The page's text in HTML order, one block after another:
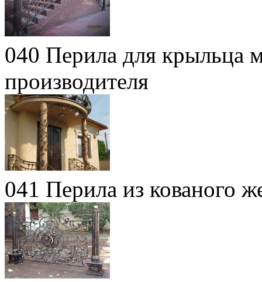
040 Перила для крыльца
производителя
041 Перила из кованого